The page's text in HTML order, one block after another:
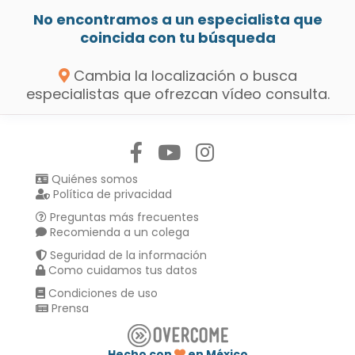
No encontramos a un especialista que
coincida con tu búsqueda
Cambia la localización o busca
especialistas que ofrezcan vídeo consulta.
Quiénes somos
Política de privacidad
Preguntas más frecuentes
Recomienda a un colega
Seguridad de la información
Como cuidamos tus datos
Condiciones de uso
Prensa